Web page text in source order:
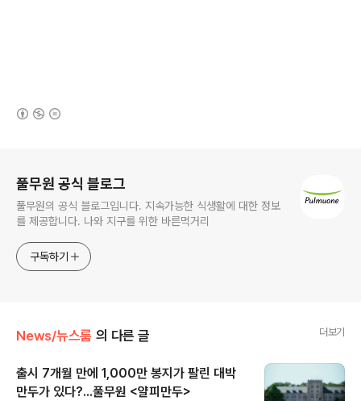
풀무원 공식 블로그
풀무원의 공식 블로그입니다. 지속가능한 식생활에 대한 정보
를 제공합니다. 나와 지구를 위한 바른먹거리
구독하기
News/뉴스룸 의 다른 글 더보기
출시 7개월 만에 1,000만 봉지가 팔린 대박
만두가 있다?...풀무원 <얄피만두>